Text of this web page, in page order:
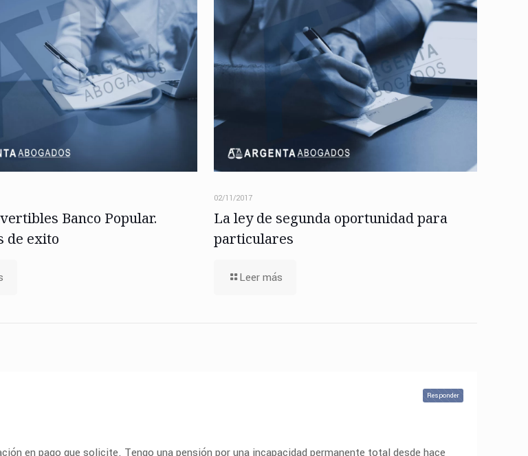
Banco Popular.
de exito
02/11/2017
La ley de segunda oportunidad para
particulares
Leer más
en pago que solicite. Tengo una pensión por una incapacidad permanente total desde hace
Responder